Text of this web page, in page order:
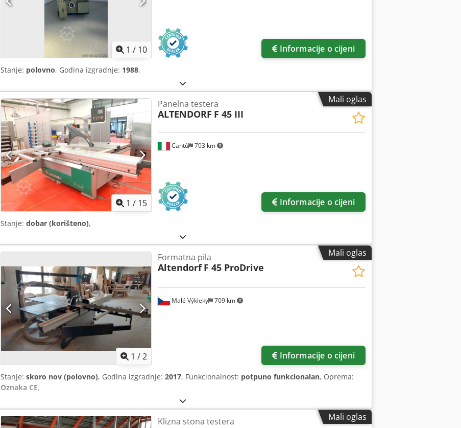
1 / 10 Informacije o cijeni
Stanje: polovno, Godina izgradnje: 1988,
Mali oglas
1 / 15
Cantù 703 km
Panelna testera
ALTENDORF F 45 III
Informacije o cijeni
Stanje: dobar (korišteno),
Mali oglas
1 /2
Malé Výkleky 709 km
Formatna pila
Altendorf F 45 ProDrive
Informacije o cijeni
Stanje: skoro nov (polovno), Godina izgradnje: 2017, Funkcionalnost: potpuno funkcionalan, Oprema:
Oznaka CE,
Mali oglas
Klizna stona testera